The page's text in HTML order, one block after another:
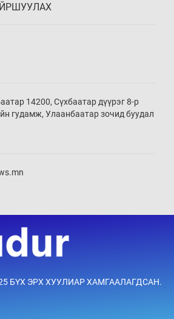
49 мин
19 мин
шинэчлэн тогтоох нь
19 мин
хүрэл медаль хүртэв
46 мин
14200, Сүхбаатар дүүрэг 8-р
гудамж, Улаанбаатар зочид буудал
БҮХ ЭРХ ХУУЛИАР ХАМГААЛАГДСАН.